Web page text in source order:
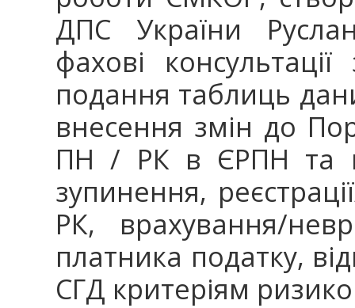
ДПС України
фахові
подання таблиць
внесення змін до
ПН / РК в ЄРПН та
зупинення,
РК, врахування/
платника податку,
СГД критеріям